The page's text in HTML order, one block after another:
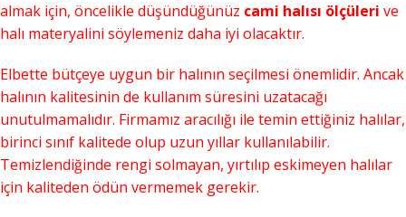
almak için, öncelikle düşündüğünüz cami halısı ölçüleri ve
halı materyalini söylemeniz daha iyi olacaktır.
Elbette bütçeye uygun bir halının seçilmesi önemlidir. Ancak
halının kalitesinin de kullanım süresini uzatacağı
unutulmamalıdır. Firmamız aracılığı ile temin ettiğiniz halılar,
birinci sınıf kalitede olup uzun yıllar kullanılabilir.
Temizlendiğinde rengi solmayan, yırtılıp eskimeyen halılar
için kaliteden ödün vermemek gerekir.